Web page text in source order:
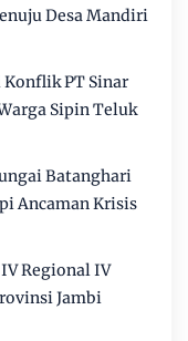
Desa Mandiri
PT Sinar
Sipin Teluk
Batanghari
Ancaman Krisis
Regional IV
Jambi